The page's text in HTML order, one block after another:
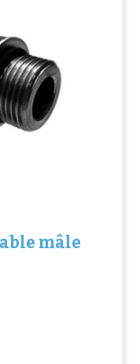
mâle